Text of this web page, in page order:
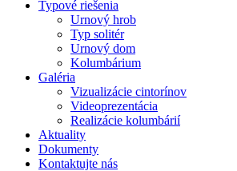
Typové riešenia
Urnový hrob
Typ solitér
Urnový dom
Kolumbárium
Galéria
Vizualizácie cintorínov
Videoprezentácia
Realizácie kolumbárií
Aktuality
Dokumenty
Kontaktujte nás